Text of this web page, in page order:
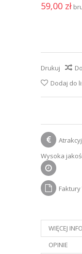
59,00 zł
Drukuj
Dodaj do
Wysoka
Faktury
WIĘCEJ
OPINIE